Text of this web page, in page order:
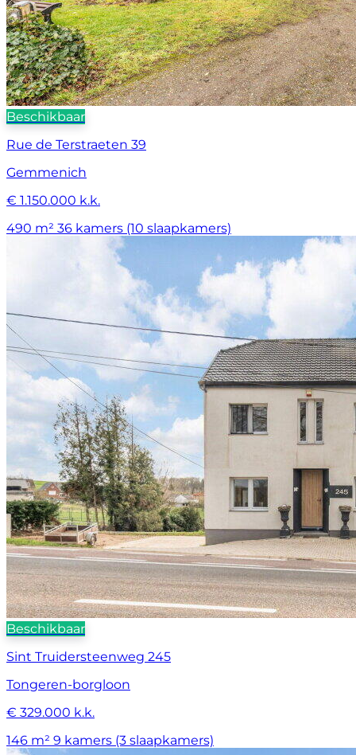
Beschikbaar
Rue de Terstraeten 39
Gemmenich
€ 1.150.000 k.k.
490 m² 36 kamers (10 slaapkamers)
Beschikbaar
Sint Truidersteenweg 245
Tongeren-borgloon
€ 329.000 k.k.
146 m² 9 kamers (3 slaapkamers)